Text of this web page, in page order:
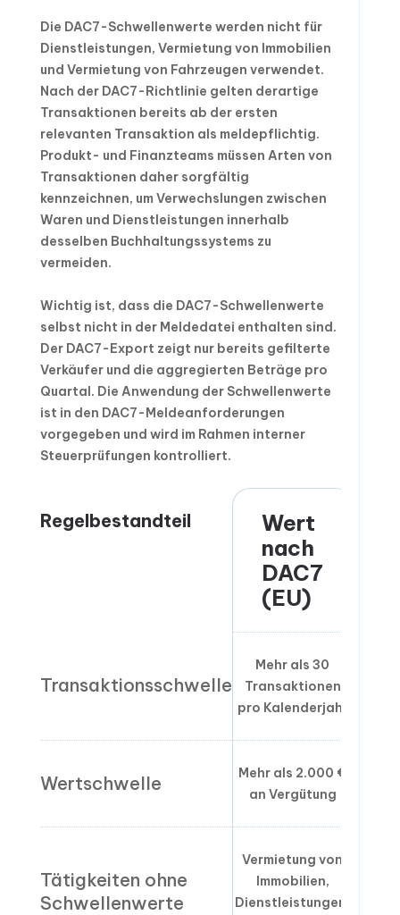
Die DAC7-Schwellenwerte werden nicht für
Dienstleistungen, Vermietung von Immobilien
und Vermietung von Fahrzeugen verwendet.
Nach der DAC7-Richtlinie gelten derartige
Transaktionen bereits ab der ersten
relevanten Transaktion als meldepflichtig.
Produkt- und Finanzteams müssen Arten von
Transaktionen daher sorgfältig
kennzeichnen, um Verwechslungen zwischen
Waren und Dienstleistungen innerhalb
desselben Buchhaltungssystems zu
vermeiden.
Wichtig ist, dass die DAC7-Schwellenwerte
selbst nicht in der Meldedatei enthalten sind.
Der DAC7-Export zeigt nur bereits gefilterte
Verkäufer und die aggregierten Beträge pro
Quartal. Die Anwendung der Schwellenwerte
ist in den DAC7-Meldeanforderungen
vorgegeben und wird im Rahmen interner
Steuerprüfungen kontrolliert.
Regelbestandteil
Wert
nach
DAC7
(EU)
Transaktionsschwelle
Mehr als 30
Transaktionen
pro Kalenderjahr
Wertschwelle
Mehr als 2.000 €
an Vergütung
Tätigkeiten ohne
Schwellenwerte
Vermietung von
Immobilien,
Dienstleistungen,